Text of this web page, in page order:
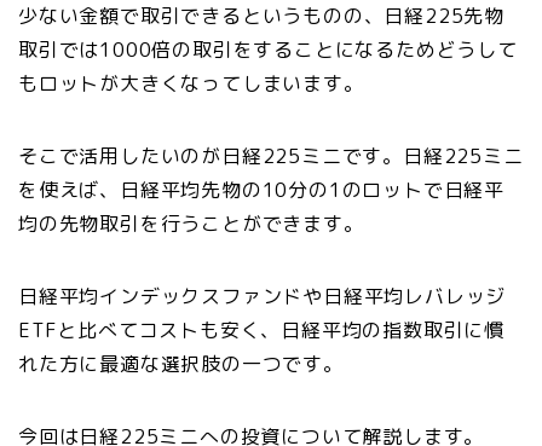
少ない金額で取引できるというものの、日経225先物
取引では1000倍の取引をすることになるためどうして
もロットが大きくなってしまいます。
そこで活用したいのが日経225ミニです。日経225ミニ
を使えば、日経平均先物の10分の1のロットで日経平
均の先物取引を行うことができます。
日経平均インデックスファンドや日経平均レバレッジ
ETFと比べてコストも安く、日経平均の指数取引に慣
れた方に最適な選択肢の一つです。
今回は日経225ミニへの投資について解説します。